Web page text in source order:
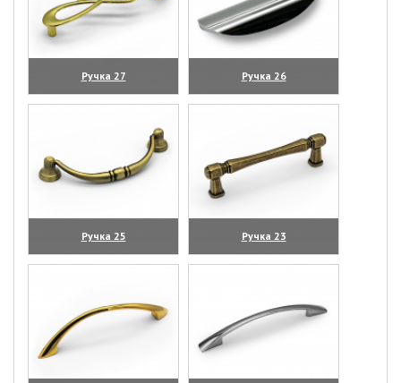
Ручка 27
(увеличить)
Ручка 26
(увеличить)
Ручка 25
(увеличить)
Ручка 23
(увеличить)